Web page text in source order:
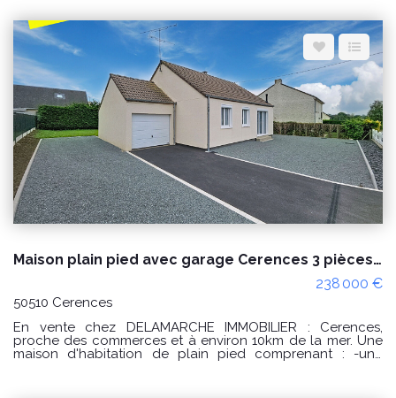
Disponible dès maintenant Surface habitable : 102.87 m²
Loyer : 680€ par mois charges comprises dont 0 € par
mois de charges forfaitaires. Loyer conventionné (soumis à
condition de ressources) Dépôt de garantie : 680€
Honoraires charge locataire : 544€ TTC dont 68€ TTC
pour l'état des lieux. CLASSE ENERGIE : D et CLASSE
CLIMAT : D Montant estimé des dépenses annuelles
d'énergie pour un usage standard : entre 1090€ et 1540 €
au 01/01/2021 « Les informations sur les risques auxquels
ce bien est exposé sont disponibles sur le site Géorisques :
www.georisques.gouv.fr »
Maison plain pied avec garage Cerences 3 pièces proche des commodités
238 000 €
50510 Cerences
En vente chez DELAMARCHE IMMOBILIER : Cerences,
proche des commerces et à environ 10km de la mer. Une
maison d'habitation de plain pied comprenant : -une